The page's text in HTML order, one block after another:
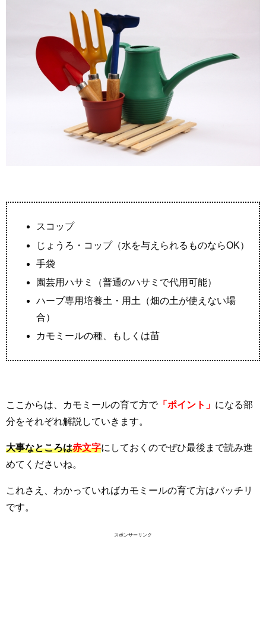
スコップ
じょうろ・コップ（水を与えられるものならOK）
手袋
園芸用ハサミ（普通のハサミで代用可能）
ハーブ専用培養土・用土（畑の土が使えない場
合）
カモミールの種、もしくは苗
ここからは、カモミールの育て方で「ポイント」 になる部
分をそれぞれ解説していきます。
大事なところは赤文字にしておくのでぜひ最後まで読み進
めてくださいね。
これさえ、わかっていればカモミールの育て方はバッチリ
です。
スポンサーリンク